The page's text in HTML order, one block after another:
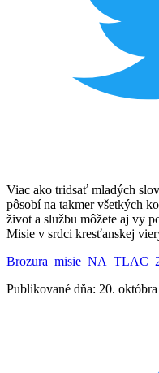
Viac ako tridsať mladých
pôsobí na takmer všetkých
život a službu môžete aj vy
Misie v srdci kresťanskej
Publikované dňa: 20.